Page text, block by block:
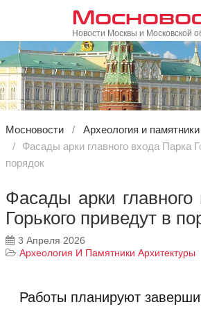
Новости Москвы и Московской
Мосновости
Археология и
Фасады арки главного входа Парка
порядок
Фасады арки
Горького приведут в
3 Апреля 2026
Археология И Памятники Архитектуры
Работы планируют